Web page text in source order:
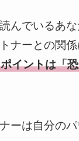
んでいるあ
ナーとの関
イントは「
ーは自分の